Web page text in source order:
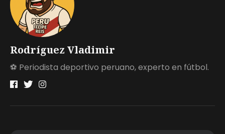
Rodríguez Vladimir
⚽ Periodista deportivo peruano, experto en fútbol.